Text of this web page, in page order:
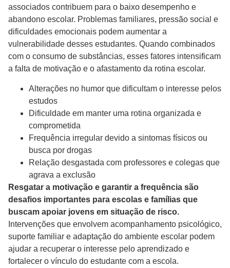
associados contribuem para o baixo desempenho e
abandono escolar. Problemas familiares, pressão social e
dificuldades emocionais podem aumentar a
vulnerabilidade desses estudantes. Quando combinados
com o consumo de substâncias, esses fatores intensificam
a falta de motivação e o afastamento da rotina escolar.
Alterações no humor que dificultam o interesse pelos
estudos
Dificuldade em manter uma rotina organizada e
comprometida
Frequência irregular devido a sintomas físicos ou
busca por drogas
Relação desgastada com professores e colegas que
agrava a exclusão
Resgatar a motivação e garantir a frequência são
desafios importantes para escolas e famílias que
buscam apoiar jovens em situação de risco.
Intervenções que envolvem acompanhamento psicológico,
suporte familiar e adaptação do ambiente escolar podem
ajudar a recuperar o interesse pelo aprendizado e
fortalecer o vínculo do estudante com a escola.